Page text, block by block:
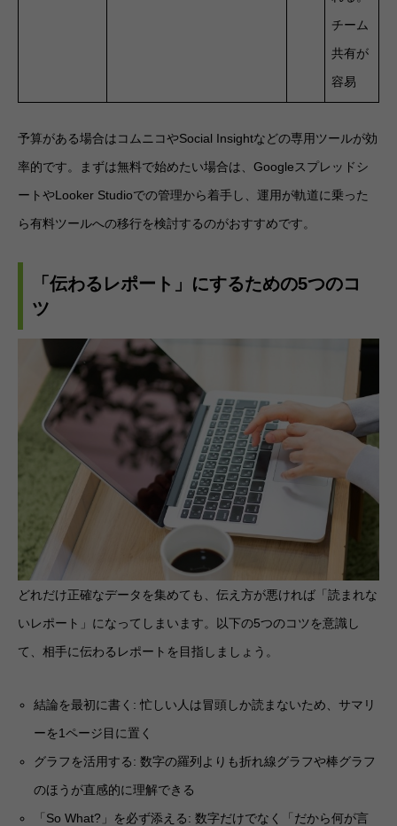
チーム
共有が
容易
予算がある場合はコムニコやSocial Insightなどの専用ツールが効
率的です。まずは無料で始めたい場合は、Googleスプレッドシ
ートやLooker Studioでの管理から着手し、運用が軌道に乗った
ら有料ツールへの移行を検討するのがおすすめです。
「伝わるレポート」にするための5つのコ
ツ
どれだけ正確なデータを集めても、伝え方が悪ければ「読まれな
いレポート」になってしまいます。以下の5つのコツを意識し
て、相手に伝わるレポートを目指しましょう。
結論を最初に書く: 忙しい人は冒頭しか読まないため、サマリ
ーを1ページ目に置く
グラフを活用する: 数字の羅列よりも折れ線グラフや棒グラフ
のほうが直感的に理解できる
「So What?」を必ず添える: 数字だけでなく「だから何が言